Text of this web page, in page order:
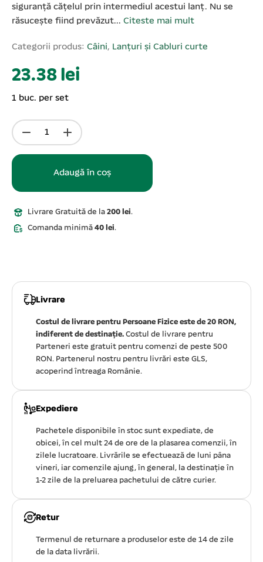
siguranță cățelul prin intermediul acestui lanț. Nu se
răsucește fiind prevăzut... Citeste mai mult
Categorii produs: Câini, Lanțuri și Cabluri curte
23.38 lei
1 buc. per set
Adaugă în coș
Livrare Gratuită de la 200 lei.
Comanda minimă 40 lei.
Livrare
Costul de livrare pentru Persoane Fizice este de 20 RON,
indiferent de destinație. Costul de livrare pentru
Parteneri este gratuit pentru comenzi de peste 500
RON. Partenerul nostru pentru livrări este GLS,
acoperind întreaga Românie.
Expediere
Pachetele disponibile în stoc sunt expediate, de
obicei, în cel mult 24 de ore de la plasarea comenzii, în
zilele lucratoare. Livrările se efectuează de luni pâna
vineri, iar comenzile ajung, în general, la destinație în
1-2 zile de la preluarea pachetului de către curier.
Retur
Termenul de returnare a produselor este de 14 de zile
de la data livrării.